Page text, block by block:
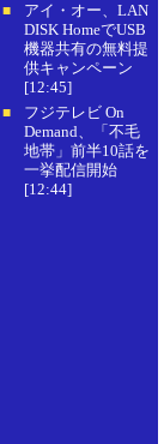
■
アイ・オー、LAN
DISK HomeでUSB
機器共有の無料提
供キャンペーン
[12:45]
■
フジテレビ On
Demand、「不毛
地帯」前半10話を
一挙配信開始
[12:44]